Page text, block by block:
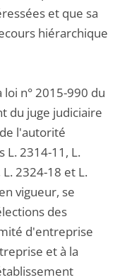
et que sa
hiérarchique
n° 2015-990 du
du juge judiciaire
l'autorité
L. 2314-11, L.
2324-18 et L.
vigueur, se
des
d'entreprise
et à la